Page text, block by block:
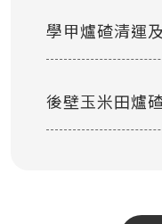
學甲爐碴清運
後壁玉米田爐